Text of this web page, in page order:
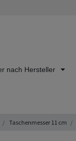
nach Hersteller
Taschenmesser 11 cm